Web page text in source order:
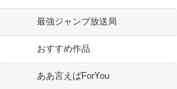
最強ジャンプ放送局
おすすめ作品
ああ言えばForYou